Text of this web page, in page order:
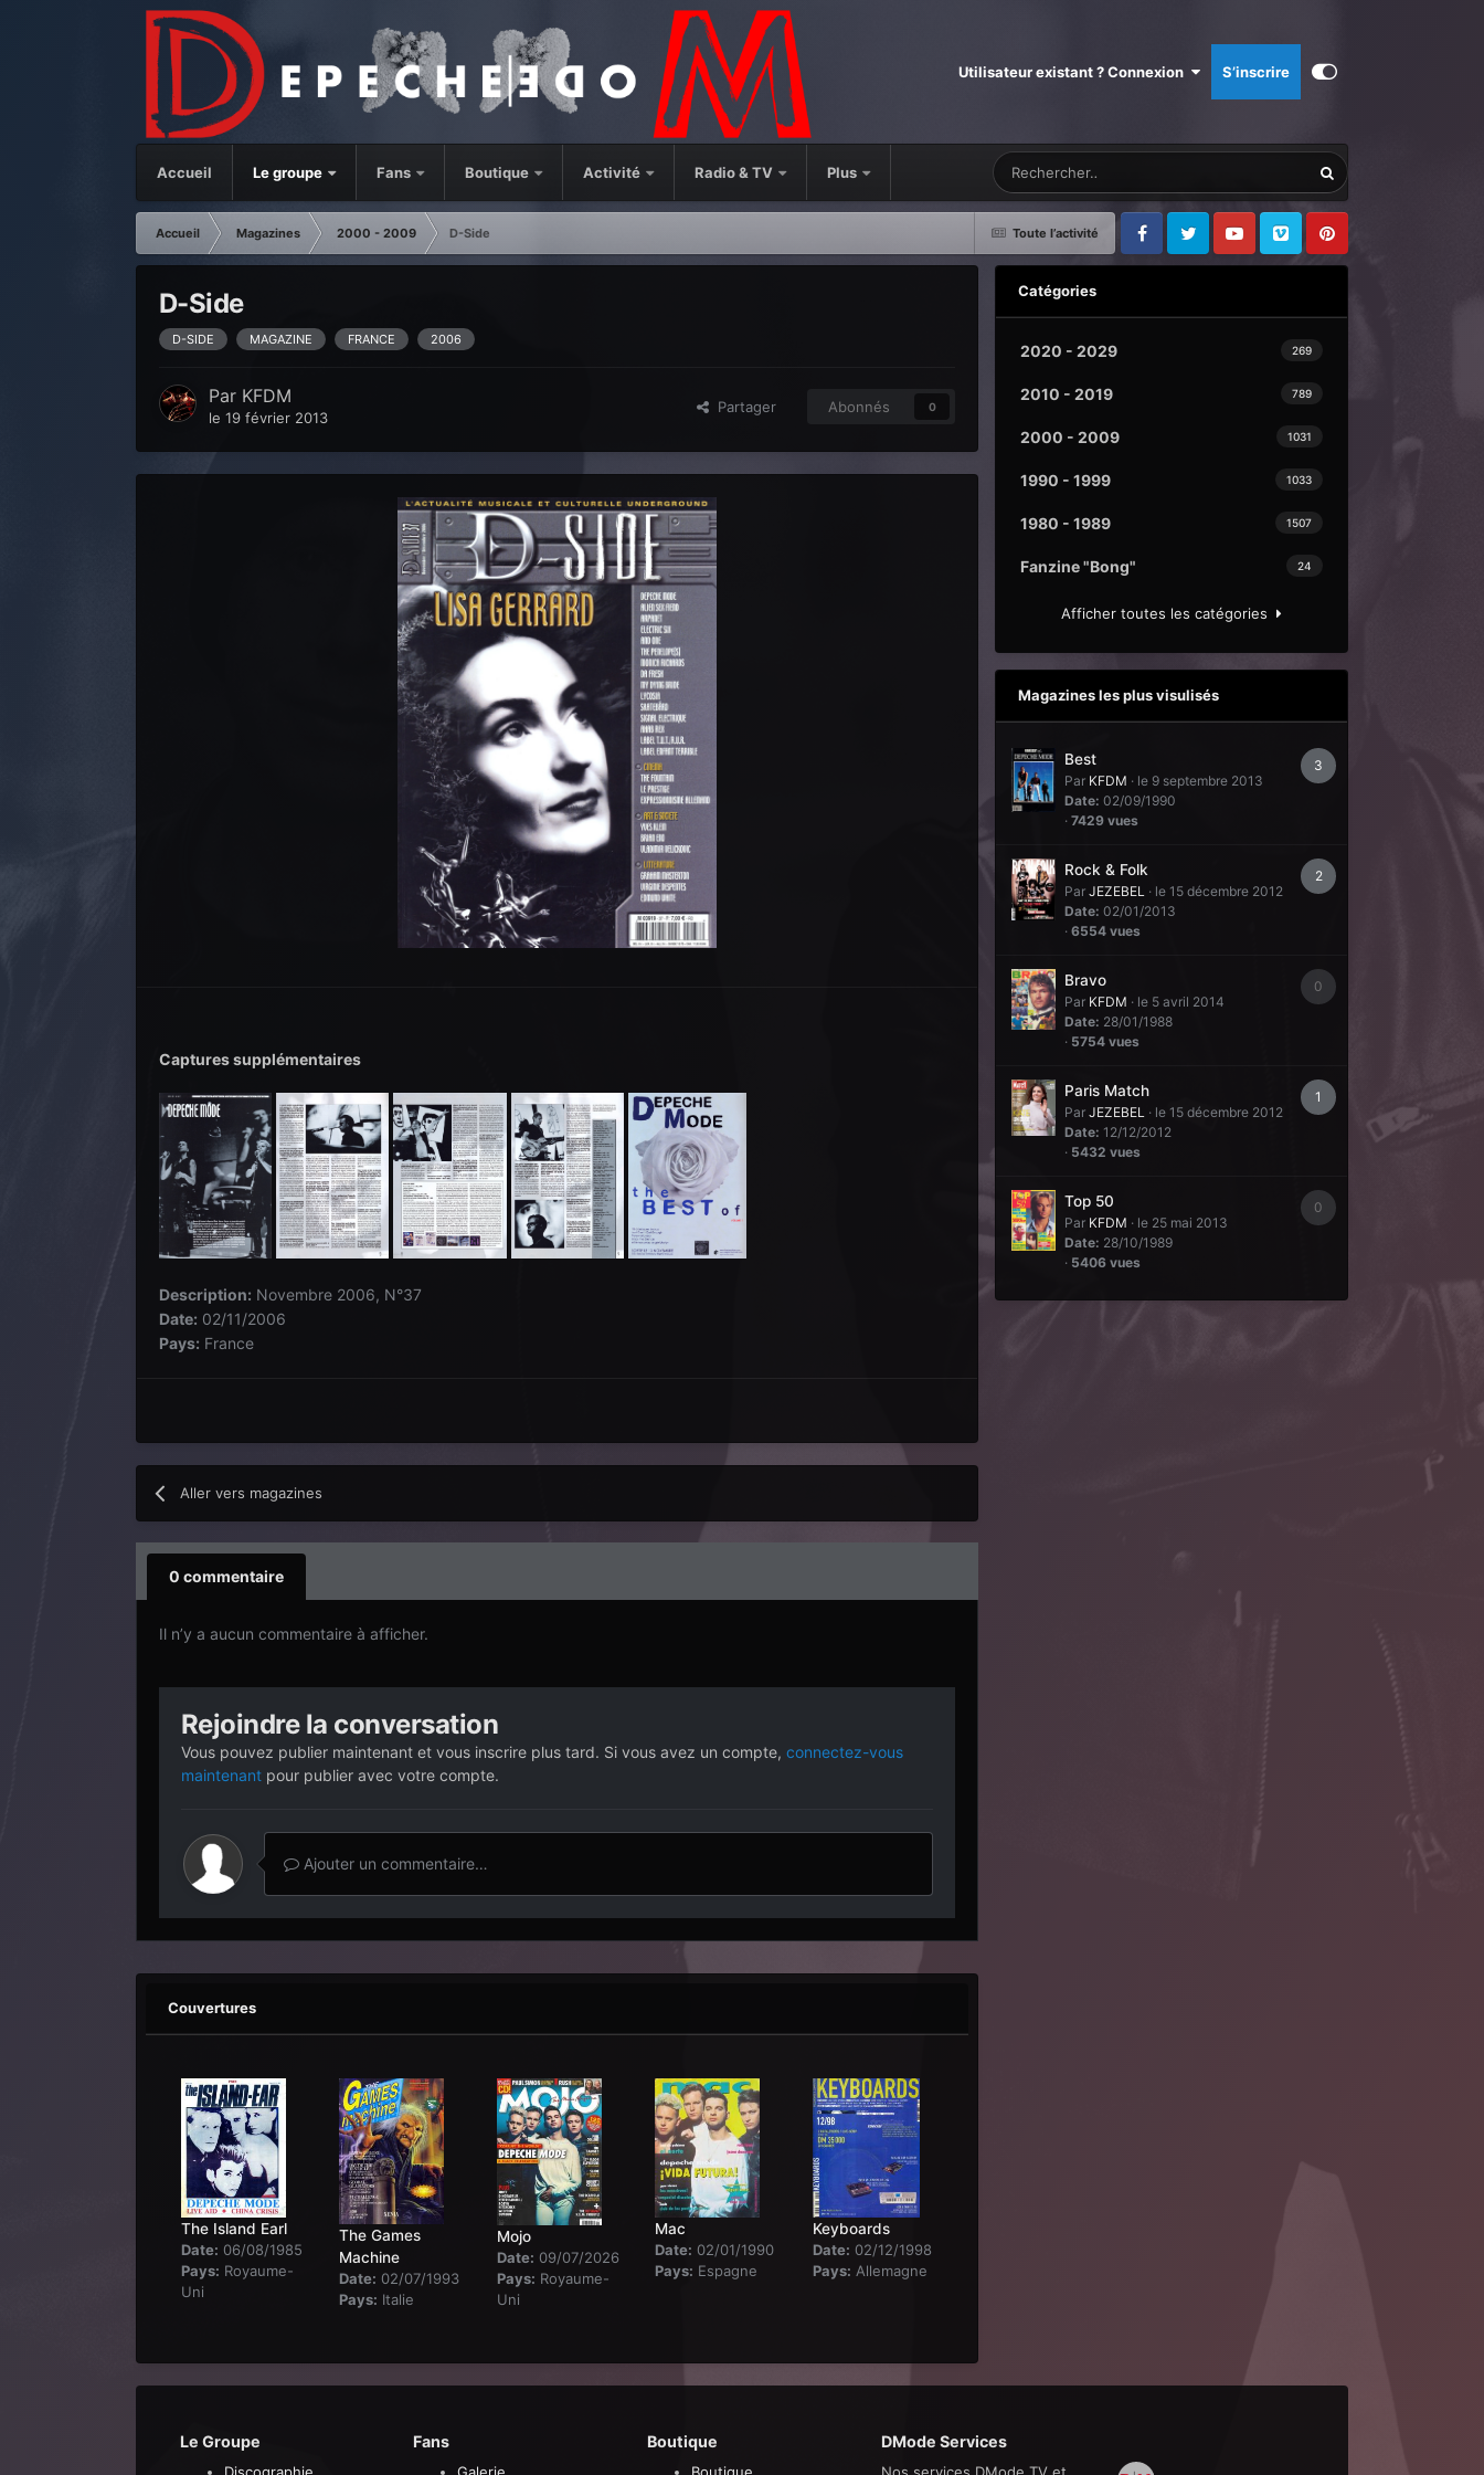
Utilisateur existant ? Connexion S’inscrire
Accueil Le groupe Fans Boutique Activité Radio & TV Plus
Toute l’activité
Accueil Magazines 2000 - 2009
D-Side
FacebookTwitter Youtube Vimeo Pinterest
D-Side
D-SIDE MAGAZINE FRANCE 2006
Par KFDM
le 19 février 2013
Partager Abonnés 0
Captures supplémentaires
Description: Novembre 2006, N°37
Date: 02/11/2006
Pays: France
Aller vers magazines
0 commentaire
Il n’y a aucun commentaire à afficher.
Rejoindre la conversation
Vous pouvez publier maintenant et vous inscrire plus tard. Si vous avez un compte, connectez-vous
maintenantpour publier avec votre compte.
Ajouter un commentaire…
Couvertures
The Island Earl
Date: 06/08/1985
Pays: Royaume-
Uni
The Games
Machine
Date: 02/07/1993
Pays: Italie
Mojo
Date: 09/07/2026
Pays: Royaume-
Uni
Mac
Date: 02/01/1990
Pays: Espagne
Keyboards
Date: 02/12/1998
Pays: Allemagne
Catégories
269
2020 - 2029
789
2010 - 2019
1031
2000 - 2009
1033
1990 - 1999
1507
1980 - 1989
24
Fanzine "Bong"
Afficher toutes les catégories
Magazines les plus visulisés
3
Best
Par KFDM · le 9 septembre 2013
Date: 02/09/1990
·7429 vues
2
Rock & Folk
ParJEZEBEL · le 15 décembre 2012
Date: 02/01/2013
·6554 vues
0
Bravo
Par KFDM · le 5 avril 2014
Date: 28/01/1988
· 5754 vues
1
Paris Match
ParJEZEBEL · le 15 décembre 2012
Date: 12/12/2012
· 5432 vues
0
Top 50
Par KFDM · le 25 mai 2013
Date: 28/10/1989
· 5406 vues
Le Groupe Fans Boutique DMode Services